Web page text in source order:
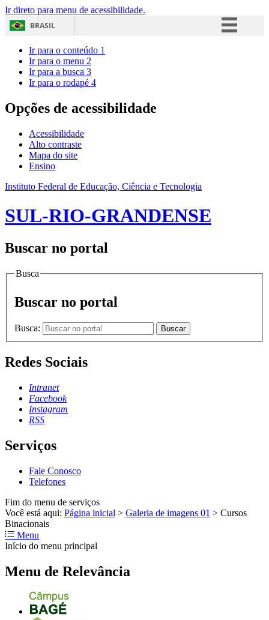
Ir direto para menu de acessibilidade.
BRASIL
Acesso à informação
Ir para o conteúdo 1
Ir para o menu 2
Ir para a busca 3
Ir para o rodapé 4
Opções de acessibilidade
Acessibilidade
Alto contraste
Mapa do site
Ensino
Instituto Federal de Educação, Ciência e Tecnologia
SUL-RIO-GRANDENSE
Buscar no portal
Busca
Buscar no portal
Busca: Buscar
Redes Sociais
Intranet
Facebook
Instagram
RSS
Serviços
Fale Conosco
Telefones
Fim do menu de serviços
Você está aqui: Página inicial > Galeria de imagens 01 > Cursos
Binacionais
Menu
Início do menu principal
Menu de Relevância